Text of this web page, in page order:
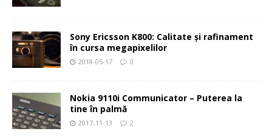
Sony Ericsson K800: Calitate şi rafinament
în cursa megapixelilor
2018-05-17 0
Nokia 9110i Communicator – Puterea la
tine în palmă
2017-11-13 2